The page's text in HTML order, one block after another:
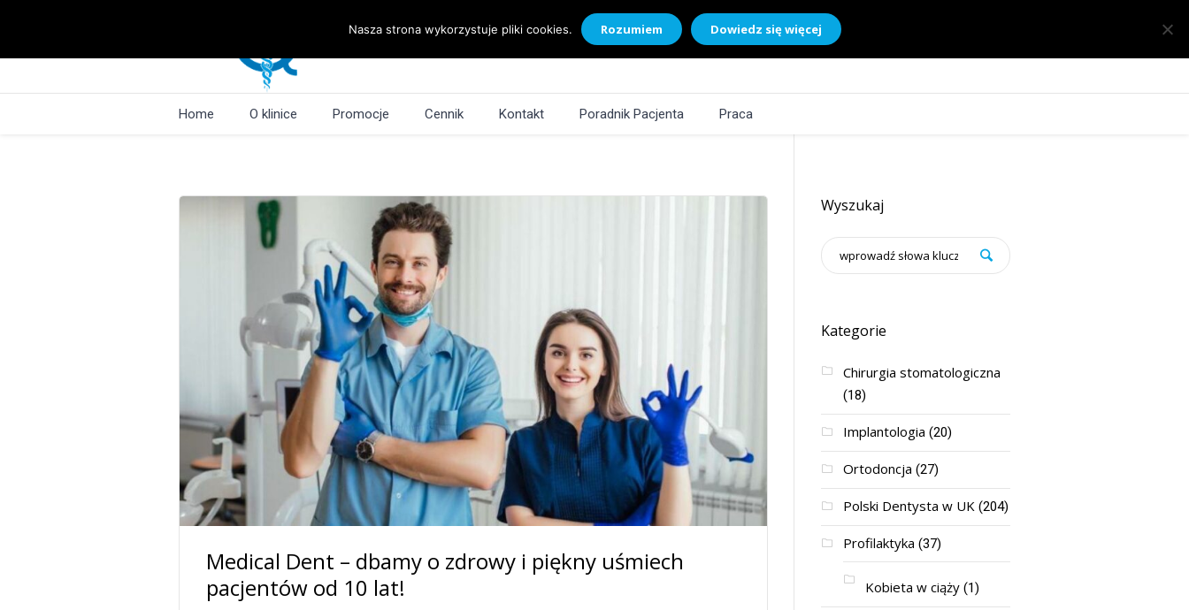
Home O klinice Promocje Cennik Kontakt Poradnik Pacjenta Praca
Medical Dent – dbamy o zdrowy i piękny uśmiech
pacjentów od 10 lat!
Wyszukaj
Kategorie
Chirurgia stomatologiczna
(18)
Implantologia (20)
Ortodoncja (27)
Polski Dentysta w UK(204)
Profilaktyka (37)
Kobieta w ciąży(1)
Nasza strona wykorzystuje pliki cookies. Rozumiem Dowiedz się więcej